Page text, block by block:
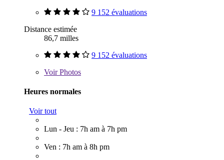
9 152 évaluations
Distance estimée
86,7 milles
9 152 évaluations
VoirPhotos
Heures normales
Voir tout
Lun - Jeu : 7h am à 7h pm
Ven : 7h am à 8h pm